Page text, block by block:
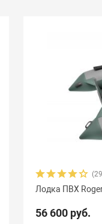
Лодка ПВХ
56 600 руб.